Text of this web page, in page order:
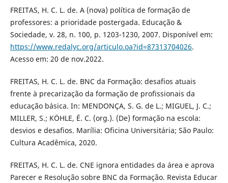
FREITAS, H. C. L. de. A (nova) política de formação de
professores: a prioridade postergada. Educação &
Sociedade, v. 28, n. 100, p. 1203-1230, 2007. Disponível em:
https://www.redalyc.org/articulo.oa?id=87313704026.
Acesso em: 20 de nov.2022.
FREITAS, H. C. L. de. BNC da Formação: desafios atuais
frente à precarização da formação de profissionais da
educação básica. In: MENDONÇA, S. G. de L.; MIGUEL, J. C.;
MILLER, S.; KÖHLE, É. C. (org.). (De) formação na escola:
desvios e desafios. Marília: Oficina Universitária; São Paulo:
Cultura Acadêmica, 2020.
FREITAS, H. C. L. de. CNE ignora entidades da área e aprova
Parecer e Resolução sobre BNC da Formação. Revista Educar